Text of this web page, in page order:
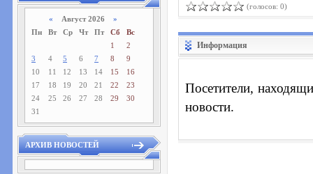
« Август 2026 »
Пн
Вт Ср Чт Пт Сб
Вс
1
2
3
4 5 6 7 8
9
10
11 12 13 14 15
16
17
18 19 20 21 22
23
24
25 26 27 28 29
30
31
АРХИВ НОВОСТЕЙ
(голосов: 0)
Информация
Посетители,
новости.